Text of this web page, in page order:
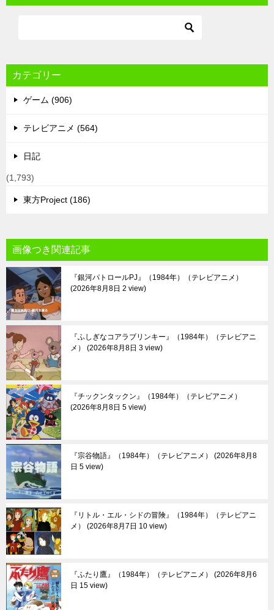
カテゴリー
ゲーム (906)
テレビアニメ (564)
日記
(1,793)
東方Project (186)
画像つき関連記事
『銀河パトロールPJ』（1984年）（テレビアニメ）
2026年8月8日 2 view
『ふしぎなコアラブリンキー』（1984年）（テレビアニ
メ）
2026年8月8日 3 view
『チックンタックン』（1984年）（テレビアニメ）
2026年8月8日 5 view
『宗谷物語』（1984年）（テレビアニメ）
2026年8月8
日 5 view
『リトル・エル・シドの冒険』（1984年）（テレビアニ
メ）
2026年8月7日 10 view
『ふたり鷹』（1984年）（テレビアニメ）
2026年8月6
日 15 view